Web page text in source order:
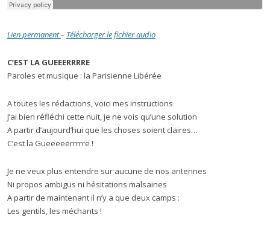
Lien permanent– Télécharger le fichier audio
C’EST LA GUEEERRRRE
Paroles et musique : la Parisienne Libérée
A toutes les rédactions, voici mes instructions
J’ai bien réfléchi cette nuit, je ne vois qu’une solution
A partir d’aujourd’hui que les choses soient claires…
C’est la Gueeeeerrrrre !
Je ne veux plus entendre sur aucune de nos antennes
Ni propos ambigus ni hésitations malsaines
A partir de maintenant il n’y a que deux camps :
Les gentils, les méchants !